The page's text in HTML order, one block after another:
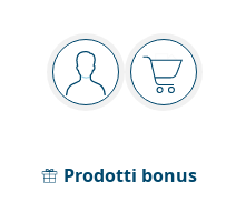
Barra di navigazione
sei connesso
Il
Prodotti bonus